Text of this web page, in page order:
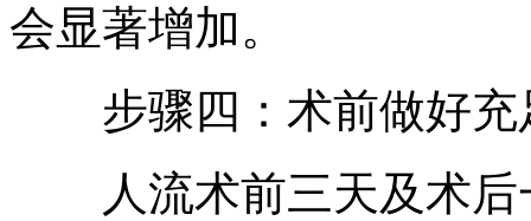
会显著增加。
步骤四：术前做好充
人流术前三天及术后